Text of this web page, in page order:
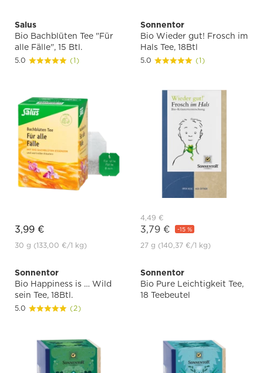
Salus
Bio Bachblüten Tee "Für
alle Fälle", 15 Btl.
5.0 (1)
3,99 €
30 g (133,00 €/1 kg)
Sonnentor
Bio Wieder gut! Frosch im
Hals Tee, 18Btl
5.0 (1)
4,49 €
3,79 € -15 %
27 g (140,37 €/1 kg)
Sonnentor
Bio Happiness is … Wild
sein Tee, 18Btl.
5.0 (2)
Sonnentor
Bio Pure Leichtigkeit Tee,
18 Teebeutel